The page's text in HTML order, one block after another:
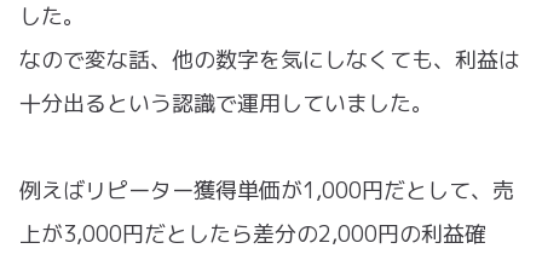
した。
なので変な話、他の数字を気にしなくても、利益は
十分出るという認識で運用していました。
例えばリピーター獲得単価が1,000円だとして、売
上が3,000円だとしたら差分の2,000円の利益確